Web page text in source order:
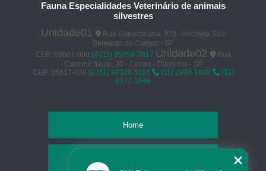
Fauna Especialidades Veterinário de animais
silvestres
Unidade01
Rua Copacabana, 918 - Anchieta São
Bernardo do Campo - SP
CEP: 09607-000
(11) 95054-7917 Unidade02
Rua
Carminé flauto, 30 - Centro - Diadema - SP
CEP: 05617-030
(11) 97329-5116 (11) 2988-1648
(11)
4177-1648
Home